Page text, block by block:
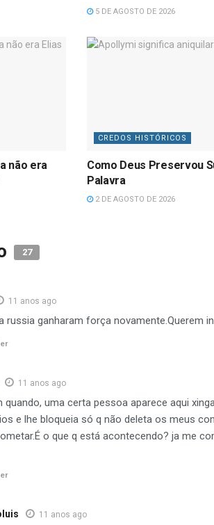
5 DE AGOSTO DE 2026
não era
CREDOS HISTÓRICOS
Como Deus Preservou
Palavra
2 DE AGOSTO DE 2026
27
11 anos ago
russia ganharam força novamente.Querem
11 anos ago
quando, uma certa pessoa aparece aqui
e lhe bloqueia só q não deleta os meus
o que q está acontecendo? ja me
11 anos ago